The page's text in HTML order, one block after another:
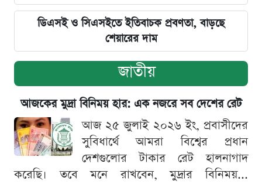
ডিএসই ও সিএসইতে ইতিবাচক প্রবণতা, বাড়ছে
শেয়ারের দাম
জাতীয়
আজকের মুদ্রা বিনিময় হার: এক নজরে সব দেশের রেট
আজ ২৫ জুলাই ২০২৬ ইং, প্রবাসীদের
সুবিধার্থে আমরা বিশ্বের প্রধান
দেশগুলোর টাকার রেট হালনাগাদ
করেছি। তবে মনে রাখবেন, মুদ্রার বিনিময়...